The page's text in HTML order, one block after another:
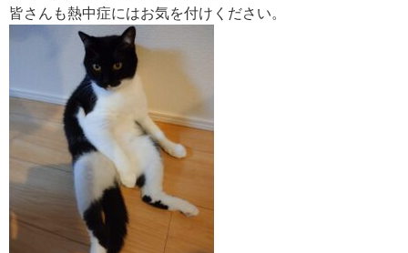
皆さんも熱中症にはお気を付けください。